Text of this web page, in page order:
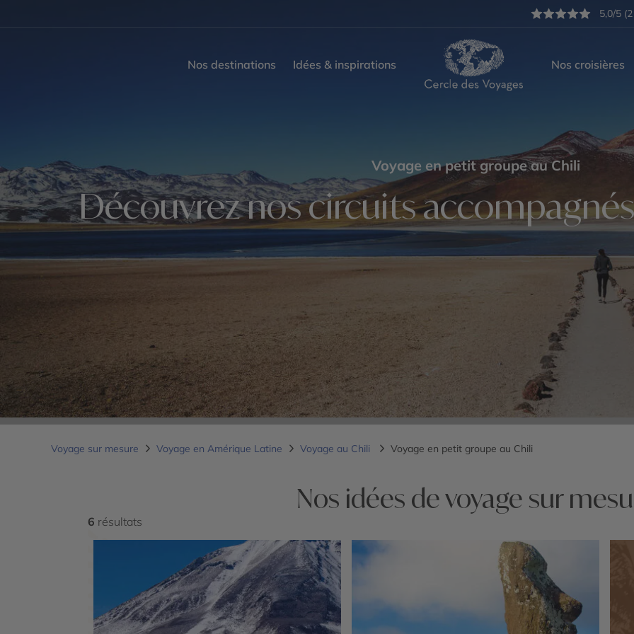
5,0/5
Nos destinations Idées & inspirations Nos croisières
Voyage en petit groupe au Chili
Découvrez nos circuits
Voyage sur mesure Voyage en Amérique Latine Voyage au Chili Voyage en petit groupe au Chili
Nos idées de voyage sur
6 résultats